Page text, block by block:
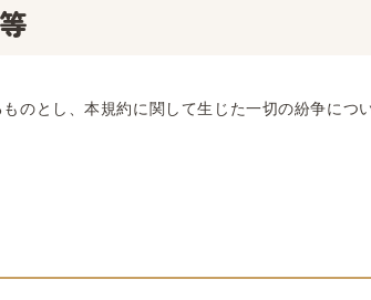
のとし、本規約に関して生じた一切の紛争につ